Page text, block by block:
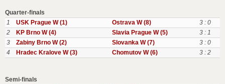
Quarter-finals
1
USK Prague W (1) Ostrava W (8)
3 : 0
2
KP Brno W (4) Slavia Prague W (5)
3 : 1
3
Zabiny Brno W (2) Slovanka W (7)
3 : 0
4
Hradec Kralove W (3) Chomutov W (6) 3 : 2
Semi-finals